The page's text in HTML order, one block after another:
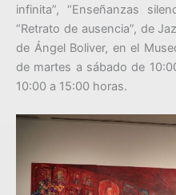
infinita”, “Enseñanzas
“Retrato de ausencia”, de
de Ángel Boliver, en el
de martes a sábado de
10:00 a 15:00 horas.